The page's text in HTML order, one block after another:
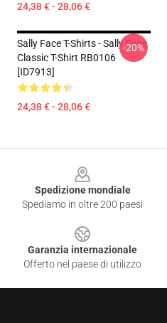
24,38 € - 28,06 €
Sally Face T-Shirts - Sally Face
Classic T-Shirt RB0106
[ID7913]
24,38 € - 28,06 €
-20%
Spedizione mondiale
Spediamo in oltre 200 paesi
Garanzia internazionale
Offerto nel paese di utilizzo